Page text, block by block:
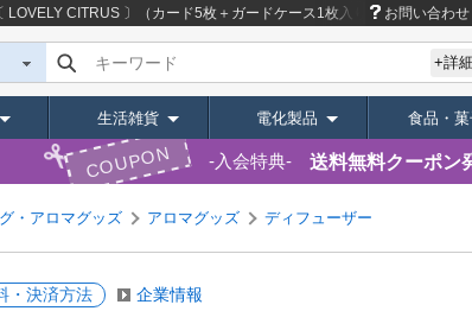
CITRUS 〕（カード5枚＋ガードケース1枚入り） 商品ページ
お問い合わ
キーワード +詳
生活雑貨 電化製品 食品・
COUPON 入会特典 送料無料クーポン
・アロマグッズ アロマグッズ ディフューザー
・決済方法 企業情報